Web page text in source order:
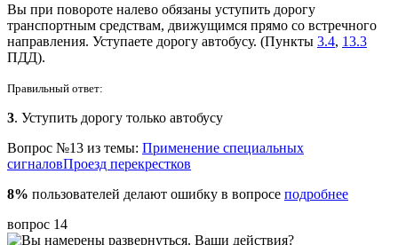
Вы при повороте налево обязаны уступить дорогу
транспортным средствам, движущимся прямо со встречного
направления. Уступаете дорогу автобусу. (Пункты 3.4, 13.3
ПДД).
Правильный ответ:
3. Уступить дорогу только автобусу
Вопрос №13 из темы: Применение специальных
сигналовПроезд перекрестков
8% пользователей делают ошибку в вопросе подробнее
вопрос 14